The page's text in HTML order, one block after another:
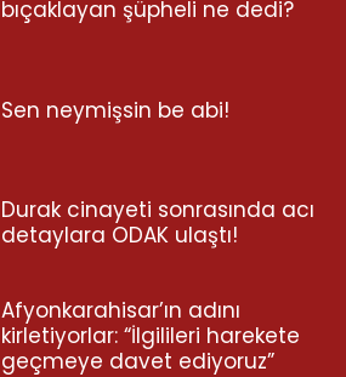
bıçaklayan şüpheli ne dedi?
Sen neymişsin be abi!
Durak cinayeti sonrasında acı
detaylara ODAK ulaştı!
Afyonkarahisar’ın adını
kirletiyorlar: “İlgilileri harekete
geçmeye davet ediyoruz”